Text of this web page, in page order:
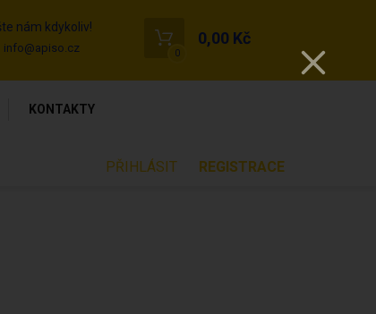
nám kdykoliv!
info@apiso.cz 0
0,00 Kč
KONTAKTY
PŘIHLÁSIT REGISTRACE